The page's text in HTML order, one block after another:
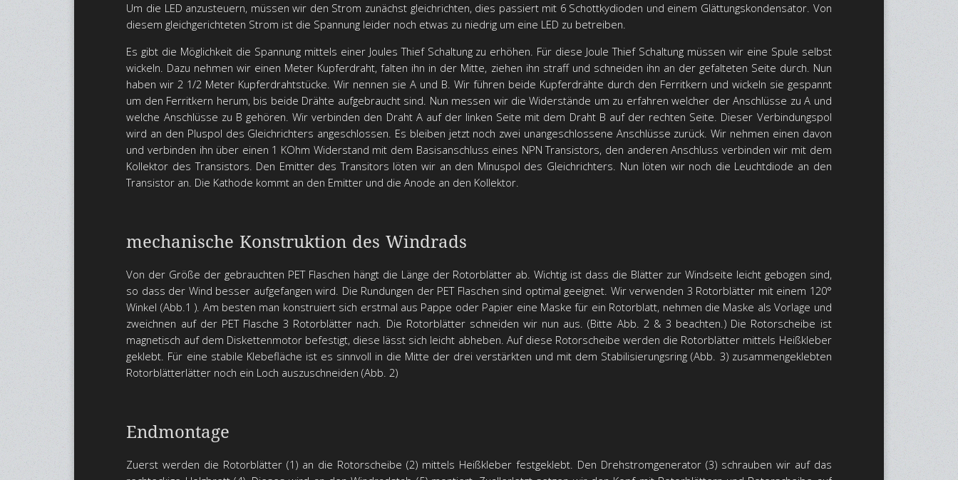
Um die LED anzusteuern, müssen wir den Strom zunächst gleichrichten, dies passiert mit 6 Schottkydioden und einem Glättungskondensator. Von
diesem gleichgerichteten Strom ist die Spannung leider noch etwas zu niedrig um eine LED zu betreiben.
Es gibt die Möglichkeit die Spannung mittels einer Joules Thief Schaltung zu erhöhen. Für diese Joule Thief Schaltung müssen wir eine Spule selbst
wickeln. Dazu nehmen wir einen Meter Kupferdraht, falten ihn in der Mitte, ziehen ihn straff und schneiden ihn an der gefalteten Seite durch. Nun
haben wir 2 1/2 Meter Kupferdrahtstücke. Wir nennen sie A und B. Wir führen beide Kupferdrähte durch den Ferritkern und wickeln sie gespannt
um den Ferritkern herum, bis beide Drähte aufgebraucht sind. Nun messen wir die Widerstände um zu erfahren welcher der Anschlüsse zu A und
welche Anschlüsse zu B gehören. Wir verbinden den Draht A auf der linken Seite mit dem Draht B auf der rechten Seite. Dieser Verbindungspol
wird an den Pluspol des Gleichrichters angeschlossen. Es bleiben jetzt noch zwei unangeschlossene Anschlüsse zurück. Wir nehmen einen davon
und verbinden ihn über einen 1 KOhm Widerstand mit dem Basisanschluss eines NPN Transistors, den anderen Anschluss verbinden wir mit dem
Kollektor des Transistors. Den Emitter des Transitors löten wir an den Minuspol des Gleichrichters. Nun löten wir noch die Leuchtdiode an den
Transistor an. Die Kathode kommt an den Emitter und die Anode an den Kollektor.
mechanische Konstruktion des Windrads
Von der Größe der gebrauchten PET Flaschen hängt die Länge der Rotorblätter ab. Wichtig ist dass die Blätter zur Windseite leicht gebogen sind,
so dass der Wind besser aufgefangen wird. Die Rundungen der PET Flaschen sind optimal geeignet. Wir verwenden 3 Rotorblätter mit einem 120°
Winkel (Abb.1 ). Am besten man konstruiert sich erstmal aus Pappe oder Papier eine Maske für ein Rotorblatt, nehmen die Maske als Vorlage und
zweichnen auf der PET Flasche 3 Rotorblätter nach. Die Rotorblätter schneiden wir nun aus. (Bitte Abb. 2 & 3 beachten.) Die Rotorscheibe ist
magnetisch auf dem Diskettenmotor befestigt, diese lässt sich leicht abheben. Auf diese Rotorscheibe werden die Rotorblätter mittels Heißkleber
geklebt. Für eine stabile Klebefläche ist es sinnvoll in die Mitte der drei verstärkten und mit dem Stabilisierungsring (Abb. 3) zusammengeklebten
Rotorblätterlätter noch ein Loch auszuschneiden (Abb. 2)
Endmontage
Zuerst werden die Rotorblätter (1) an die Rotorscheibe (2) mittels Heißkleber festgeklebt. Den Drehstromgenerator (3) schrauben wir auf das